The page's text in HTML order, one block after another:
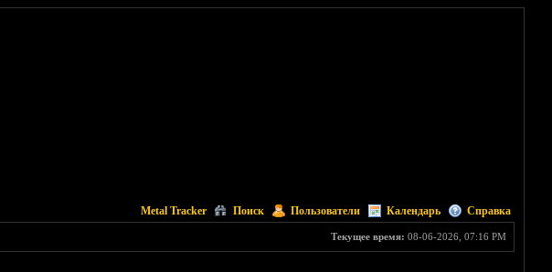
Metal Tracker Поиск Пользователи Календарь Справка
Текущее время: 08-06-2026, 07:16 PM